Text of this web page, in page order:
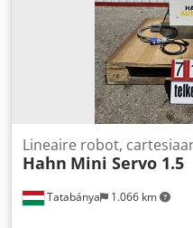
Tatabánya 1.066 km
Lineaire robot,
Hahn Mini Servo 1.5